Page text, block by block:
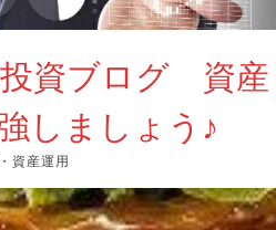
り
替
資ブログ 資産
しましょう♪
資産運用